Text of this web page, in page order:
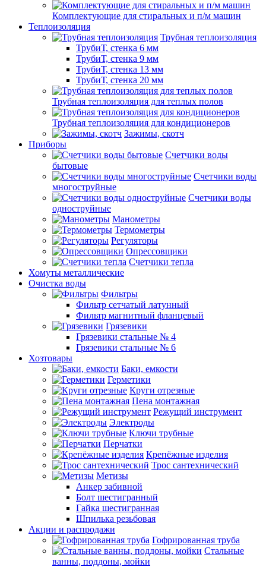
Комплектующие для стиральных и п/м машин
Теплоизоляция
Трубная теплоизоляция
ТрубиТ, стенка 6 мм
ТрубиТ, стенка 9 мм
ТрубиТ, стенка 13 мм
ТрубиТ, стенка 20 мм
Трубная теплоизоляция для теплых полов
Трубная теплоизоляция для кондиционеров
Зажимы, скотч
Приборы
Счетчики воды
бытовые
Счетчики воды
многоструйные
Счетчики воды
одноструйные
Манометры
Термометры
Регуляторы
Опрессовщики
Счетчики тепла
Хомуты металлические
Очистка воды
Фильтры
Фильтр сетчатый латунный
Фильтр магнитный фланцевый
Грязевики
Грязевики стальные № 4
Грязевики стальные № 6
Хозтовары
Баки, емкости
Герметики
Круги отрезные
Пена монтажная
Режущий инструмент
Электроды
Ключи трубные
Перчатки
Крепёжные изделия
Трос сантехнический
Метизы
Анкер забивной
Болт шестигранный
Гайка шестигранная
Шпилька резьбовая
Акции и распродажи
Гофрированная труба
Стальные
ванны, поддоны, мойки